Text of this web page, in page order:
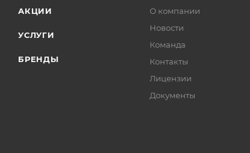
АКЦИИ
УСЛУГИ
БРЕНДЫ
О компании
Новости
Команда
Контакты
Лицензии
Документы